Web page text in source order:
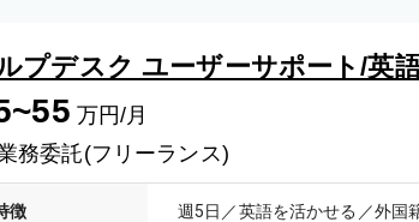
プデスク ユーザーサポート/英
万円/月
務委託(フリーランス)
徴 週5日／英語を活かせる／外国